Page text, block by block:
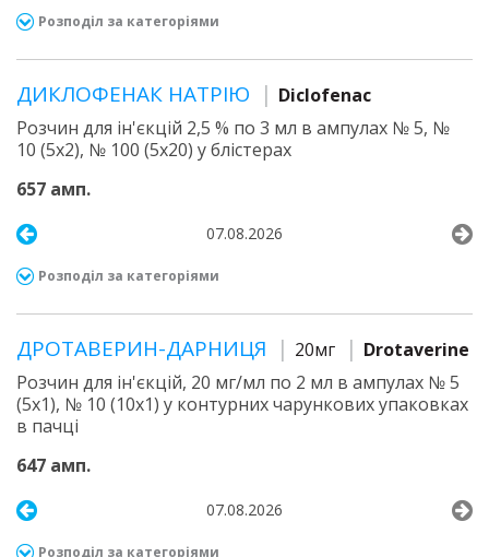
Розподіл за категоріями
ДИКЛОФЕНАК НАТРІЮ
Diclofenac
Розчин для ін'єкцій 2,5 % по 3 мл в ампулах № 5, №
10 (5х2), № 100 (5х20) у блістерах
657 амп.
07.08.2026
Розподіл за категоріями
ДРОТАВЕРИН-ДАРНИЦЯ 20мг
Drotaverine
Розчин для ін'єкцій, 20 мг/мл по 2 мл в ампулах № 5
(5х1), № 10 (10х1) у контурних чарункових упаковках
в пачці
647 амп.
07.08.2026
Розподіл за категоріями